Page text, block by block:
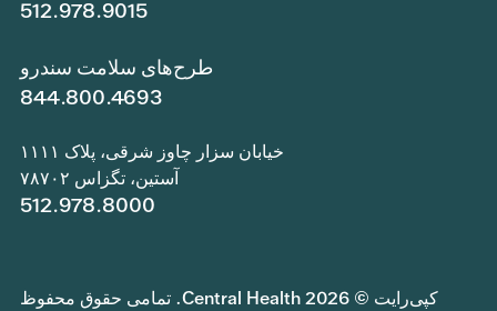
512.978.9015
طرح‌های سلامت سندرو
844.800.4693
خیابان سزار چاوز شرقی، پلاک ۱۱۱۱
آستین، تگزاس ۷۸۷۰۲
512.978.8000
کپی‌رایت © 2026 Central Health. تمامی حقوق محفوظ